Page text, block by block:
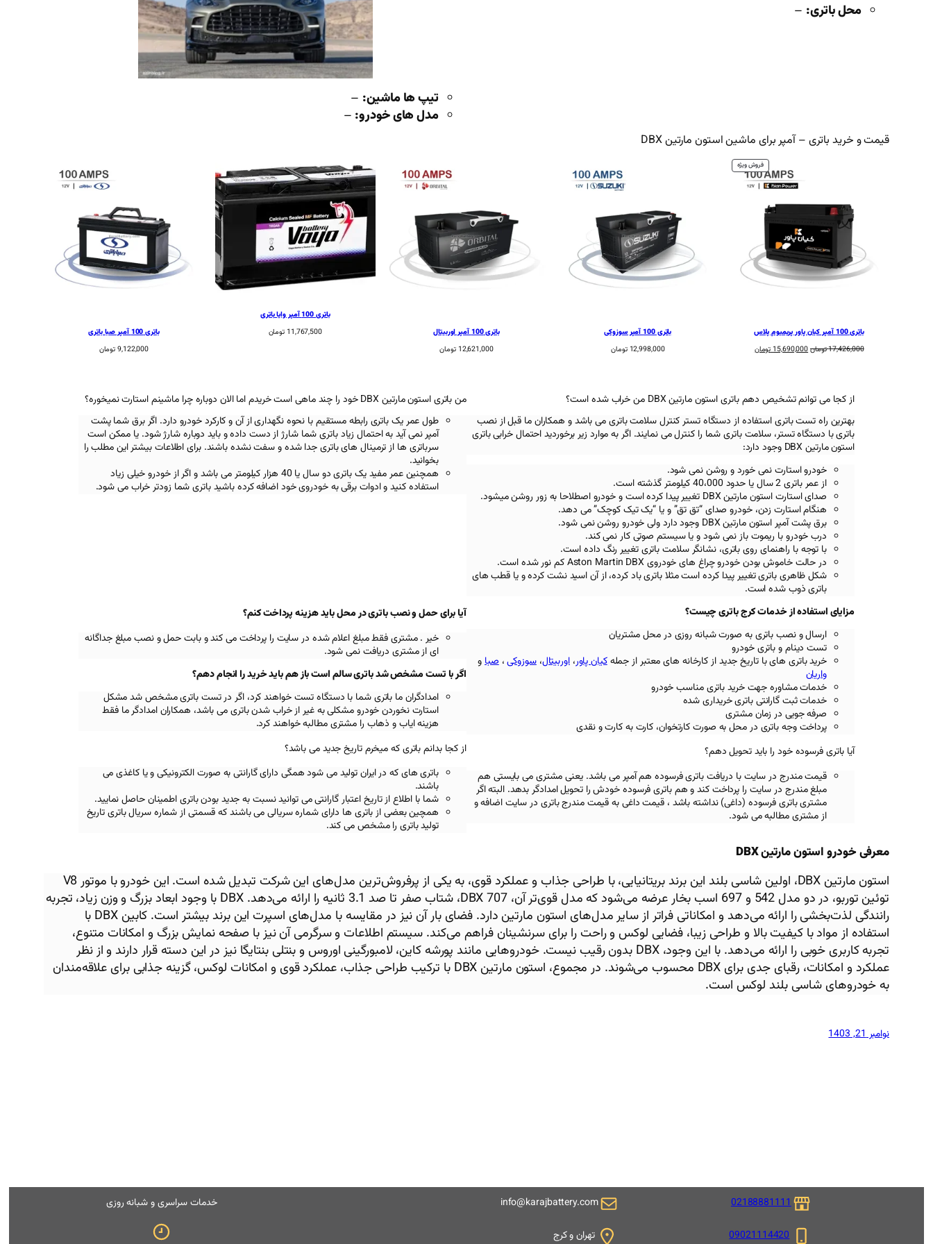
محل باتری: –
تیپ ها ماشین: –
مدل های خودرو: –
قیمت و خرید باتری – آمپر برای ماشین استون مارتین DBX
فروش ویژهمحصول
تخفیف
باتری 100 آمپر کیان پاور پریمیوم پلاس
17,426,000تومانقیمت
15,690,000تومانقیمت
باتری 100 آمپر سوزوکی
12,998,000 تومان
باتری 100 آمپر اوربیتال
12,621,000 تومان
باتری 100 آمپر وایا باتری
11,767,500 تومان
باتری 100 آمپر صبا باتری
9,122,000تومان
از کجا می توانم تشخیص دهم باتری استون مارتین DBX من خراب شده است؟
بهترین راه تست باتری استفاده از دستگاه تستر کنترل سلامت باتری می باشد و همکاران ما قبل از نصب
باتری با دستگاه تستر، سلامت باتری شما را کنترل می نمایند. اگر به موارد زیر برخوردید احتمال خرابی باتری
استون مارتین DBX
وجود دارد:
خودرو استارت نمی خورد و روشن نمی شود.
از عمر باتری 2 سال یا حدود 40،000 کیلومتر گذشته است.
صدای استارت استون مارتین DBX
تغییر پیدا کرده است و خودرو اصطلاحا به زور روشن میشود.
هنگام استارت زدن، خودرو صدای “تق تق” و یا “یک تیک کوچک” می دهد.
برق پشت آمپر استون مارتین DBX
وجود دارد ولی خودرو روشن نمی شود.
درب خودرو با ریموت باز نمی شود و یا سیستم صوتی کار نمی کند.
با توجه با راهنمای روی باتری، نشانگر سلامت باتری تغییر رنگ داده است.
در حالت خاموش بودن خودرو چراغ های خودرویAston Martin DBXکم نور شده است.
شکل ظاهری باتری تغییر پیدا کرده است مثلا باتری باد کرده، از آن اسید نشت کرده و یا قطب های
باتری ذوب شده است.
من باتری استون مارتین DBX خود را چند ماهی است خریدم اما الان دوباره چرا ماشینم استارت نمیخوره؟
طول عمر یک باتری رابطه مستقیم با نحوه نگهداری از آن و کارکرد خودرو دارد. اگر برق شما پشت
آمپر نمی آید به احتمال زیاد باتری شما شارژ از دست داده و باید دوباره شارژ شود. یا ممکن است
سرباتری ها از ترمینال های باتری جدا شده و سفت نشده باشند. برای اطلاعات بیشتر این مطلب را
بخوانید.
همچنین عمر مفید یک باتری دو سال یا 40 هزار کیلومتر می باشد و اگر از خودرو خیلی زیاد
استفاده کنید و ادوات برقی به خودروی خود اضافه کرده باشید باتری شما زودتر خراب می شود.
مزایای استفاده از خدمات کرج باتری چیست؟
ارسال و نصب باتری به صورت شبانه روزی در محل مشتریان
تست دینام و باتری خودرو
خرید باتری های با تاریخ جدید از کارخانه های معتبراز جملهکیان پاور،اوربیتال،سوزوکی،صباو
واریان
خدمات مشاوره جهت خرید باتری مناسب خودرو
خدمات ثبت گارانتی باتری خریداری شده
صرفه جویی در زمان مشتری
پرداخت وجه باتری در محل به صورت کارتخوان، کارت به کارت و نقدی
آیا باتری فرسوده خود را باید تحویل دهم؟
قیمت مندرج در سایت با دریافت باتری فرسوده هم آمپر می باشد. یعنی مشتری می بایستی هم
مبلغ مندرج در سایت را پرداخت کند و هم باتری فرسوده خودش را تحویل امدادگر بدهد. البته اگر
مشتری باتری فرسوده (داغی) نداشته باشد ، قیمت داغی به قیمت مندرج باتری در سایت اضافه و
از مشتری مطالبه می شود.
آیا برای حمل و نصب باتری در محل باید هزینه پرداخت کنم؟
خیر . مشتری فقط مبلغ اعلام شده در سایت را پرداخت می کند و بابت حمل و نصب مبلغ جداگانه
ای از مشتری دریافت نمی شود.
اگر با تست مشخص شد باتری سالم است باز هم باید خرید را انجام دهم؟
امدادگران ما باتری شما با دستگاه تست خواهند کرد، اگر در تست باتری مشخص شد مشکل
استارت نخوردن خودرو مشکلی به غیر از خراب شدن باتری می باشد، همکاران امدادگر ما فقط
هزینه ایاب و ذهاب را مشتری مطالبه خواهند کرد.
از کجا بدانم باتری که میخرم تاریخ جدید می باشد؟
باتری های که در ایران تولید می شود همگی دارای گارانتی به صورت الکترونیکی و یا کاغذی می
باشند.
شما با اطلاع از تاریخ اعتبار گارانتی می توانید نسبت به جدید بودن باتری اطمینان حاصل نمایید.
همچین بعضی از باتری ها دارای شماره سریالی می باشند که قسمتی از شماره سریال باتری تاریخ
تولید باتری را مشخص می کند.
معرفی خودرو استون مارتین DBX
استون مارتین DBX، اولین شاسی بلند این برند بریتانیایی، با طراحی جذاب و عملکرد قوی، به یکی از پرفروش‌ترین مدل‌های این شرکت تبدیل شده است. این خودرو با موتور V8
توئین توربو، در دو مدل 542 و 697 اسب بخار عرضه می‌شود که مدل قوی‌تر آن، DBX 707، شتاب صفر تا صد 3.1 ثانیه را ارائه می‌دهد. DBX با وجود ابعاد بزرگ و وزن زیاد، تجربه
رانندگی لذت‌بخشی را ارائه می‌دهد و امکاناتی فراتر از سایر مدل‌های استون مارتین دارد. فضای بار آن نیز در مقایسه با مدل‌های اسپرت این برند بیشتر است. کابین DBX با
استفاده از مواد با کیفیت بالا و طراحی زیبا، فضایی لوکس و راحت را برای سرنشینان فراهم می‌کند. سیستم اطلاعات و سرگرمی آن نیز با صفحه نمایش بزرگ و امکانات متنوع،
تجربه کاربری خوبی را ارائه می‌دهد. با این وجود، DBX بدون رقیب نیست. خودروهایی مانند پورشه کاین، لامبورگینی اوروس و بنتلی بنتایگا نیز در این دسته قرار دارند و از نظر
عملکرد و امکانات، رقبای جدی برای DBX محسوب می‌شوند. در مجموع، استون مارتین DBX با ترکیب طراحی جذاب، عملکرد قوی و امکانات لوکس، گزینه جذابی برای علاقه‌مندان
به خودروهای شاسی بلند لوکس است.
نوامبر 21, 1403
02188881111
09021114420
info@karajbattery.com
تهران و کرج
خدمات سراسری و شبانه روزی